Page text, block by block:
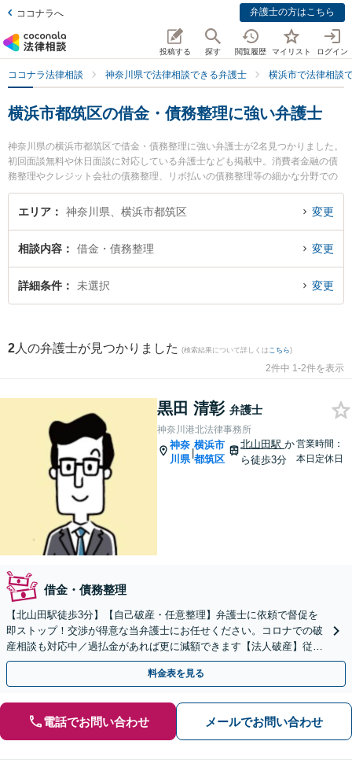
ココナラへ 弁護士の方はこちら
投稿する 探す 閲覧履歴 マイリスト ログイン
ココナラ法律相談 神奈川県で法律相談できる弁護士 横浜市で法律相談
横浜市都筑区の借金・債務整理に強い弁護士
神奈川県の横浜市都筑区で借金・債務整理に強い弁護士が2名見つかりました。
初回面談無料や休日面談に対応している弁護士なども掲載中。消費者金融の債
務整理やクレジット会社の債務整理、リボ払いの債務整理等の細かな分野での
絞り込み検索もでき便利です。特に神奈川港北法律事務所の黒田 清彰弁護士や
都筑港北ニュータウン法律事務所の塚田 雅久弁護士のプロフィール情報や弁護
理のトラブル解決の実績豊富な近くの弁護士を検索したい』『初回相談無料で
借金・債務整理を法律相談できる横浜市都筑区内の弁護士に相談予約したい』
などでお困りの相談者さんにおすすめです。
エリア 神奈川県、横浜市都筑区 変更
相談内容 借金・債務整理 変更
詳細条件 未選択 変更
2 人の弁護士が見つかりました (検索結果について詳しくは こちら)
2件中 1-2件を表示
黒田 清彰 弁護士
神奈川港北法律事務所
神奈
川県
|
横浜市
都筑区
北山田駅か
ら徒歩3分
営業時間：
本日定休日
借金・債務整理
【北山田駅徒歩3分】【自己破産・任意整理】弁護士に依頼で督促を
即ストップ！交渉が得意な当弁護士にお任せください。コロナでの破
産相談も対応中／過払金があれば更に減額できます【法人破産】従業
員の対応なども相談できます。事態が悪化する前に相談を！
料金表を見る
電話でお問い合わせ メールでお問い合わせ